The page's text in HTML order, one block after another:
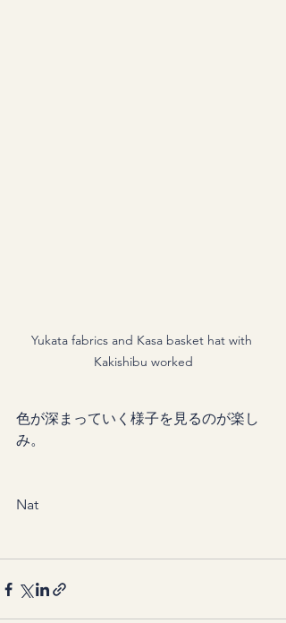
Yukata fabrics and Kasa basket hat with
Kakishibu worked
色が深まっていく様子を見るのが楽し
み。
Nat